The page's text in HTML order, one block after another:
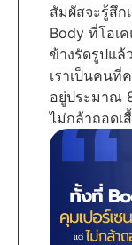
สัมผัสจะรู้สึก
Body ที่โอเ
ข้างรัดรูปแล้
เราเป็นคนที่
อยู่ประมาณ
ไม่กล้าถอดเ